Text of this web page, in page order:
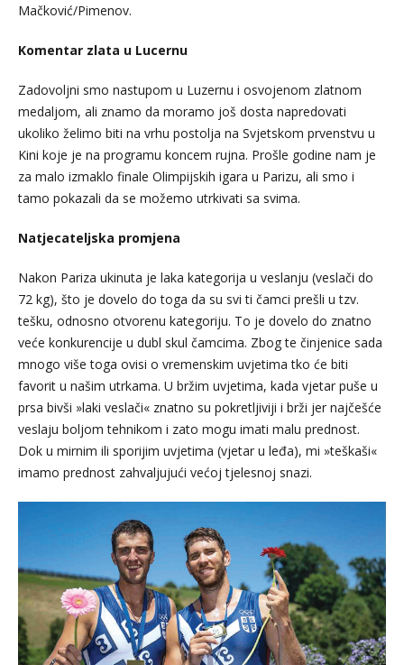
Mačković/Pimenov.
Komentar zlata u Lucernu
Zadovoljni smo nastupom u Luzernu i osvojenom zlatnom
medaljom, ali znamo da moramo još dosta napredovati
ukoliko želimo biti na vrhu postolja na Svjetskom prvenstvu u
Kini koje je na programu koncem rujna. Prošle godine nam je
za malo izmaklo finale Olimpijskih igara u Parizu, ali smo i
tamo pokazali da se možemo utrkivati sa svima.
Natjecateljska promjena
Nakon Pariza ukinuta je laka kategorija u veslanju (veslači do
72 kg), što je dovelo do toga da su svi ti čamci prešli u tzv.
tešku, odnosno otvorenu kategoriju. To je dovelo do znatno
veće konkurencije u dubl skul čamcima. Zbog te činjenice sada
mnogo više toga ovisi o vremenskim uvjetima tko će biti
favorit u našim utrkama. U bržim uvjetima, kada vjetar puše u
prsa bivši »laki veslači« znatno su pokretljiviji i brži jer najčešće
veslaju boljom tehnikom i zato mogu imati malu prednost.
Dok u mirnim ili sporijim uvjetima (vjetar u leđa), mi »teškaši«
imamo prednost zahvaljujući većoj tjelesnoj snazi.